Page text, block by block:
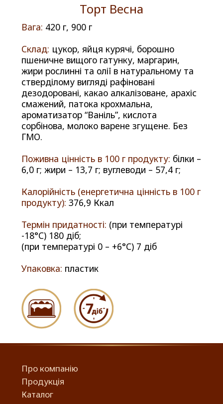
Торт Весна
Вага: 420 г, 900 г
Склад: цукор, яйця курячі, борошно
пшеничне вищого гатунку, маргарин,
жири рослинні та олії в натуральному та
стверділому вигляді рафіновані
дезодоровані, какао алкалізоване, арахіс
смажений, патока крохмальна,
ароматизатор “Ваніль”, кислота
сорбінова, молоко варене згущене. Без
ГМО.
Поживна цінність в 100 г продукту: білки –
6,0 г; жири – 13,7 г; вуглеводи – 57,4 г;
Калорійність (енергетична цінність в 100 г
продукту): 376,9 Ккал
Термін придатності: (при температурі
-18°C) 180 діб;
(при температурі 0 – +6°С) 7 діб
Упаковка: пластик
Про компанію
Продукція
Каталог